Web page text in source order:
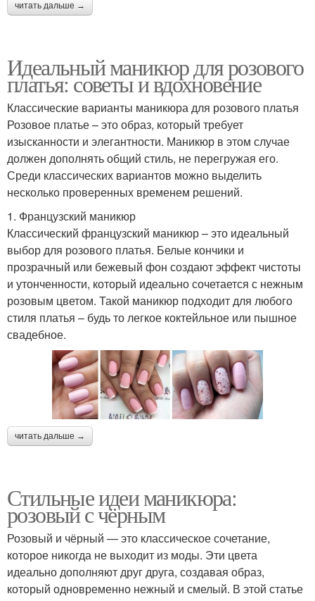
читать дальше →
Идеальный маникюр для розового
платья: советы и вдохновение
Классические варианты маникюра для розового платья
Розовое платье – это образ, который требует
изысканности и элегантности. Маникюр в этом случае
должен дополнять общий стиль, не перегружая его.
Среди классических вариантов можно выделить
несколько проверенных временем решений.
1. Французский маникюр
Классический французский маникюр – это идеальный
выбор для розового платья. Белые кончики и
прозрачный или бежевый фон создают эффект чистоты
и утонченности, который идеально сочетается с нежным
розовым цветом. Такой маникюр подходит для любого
стиля платья – будь то легкое коктейльное или пышное
свадебное.
читать дальше →
Стильные идеи маникюра:
розовый с чёрным
Розовый и чёрный — это классическое сочетание,
которое никогда не выходит из моды. Эти цвета
идеально дополняют друг друга, создавая образ,
который одновременно нежный и смелый. В этой статье